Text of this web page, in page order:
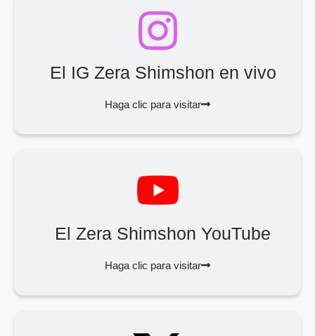
El IG Zera Shimshon en vivo
Haga clic para visitar
El Zera Shimshon YouTube
Haga clic para visitar